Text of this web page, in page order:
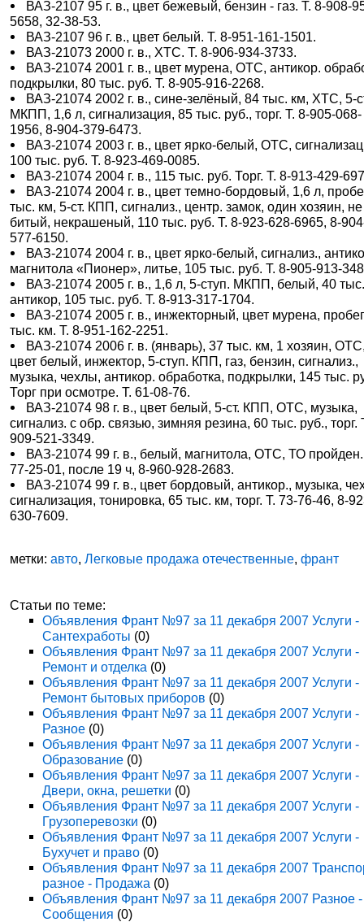
ВАЗ-2107 95 г. в., цвет бежевый, бензин - газ. Т. 8-908-
5658, 32-38-53.
ВАЗ-2107 96 г. в., цвет белый. Т. 8-951-161-1501.
ВАЗ-21073 2000 г. в., ХТС. Т. 8-906-934-3733.
ВАЗ-21074 2001 г. в., цвет мурена, ОТС, антикор.
подкрылки, 80 тыс. руб. Т. 8-905-916-2268.
ВАЗ-21074 2002 г. в., сине-зелёный, 84 тыс. км, ХТС, 5-
МКПП, 1,6 л, сигнализация, 85 тыс. руб., торг. Т. 8-905-068-
1956, 8-904-379-6473.
ВАЗ-21074 2003 г. в., цвет ярко-белый, ОТС,
100 тыс. руб. Т. 8-923-469-0085.
ВАЗ-21074 2004 г. в., 115 тыс. руб. Торг. Т. 8-913-429-
ВАЗ-21074 2004 г. в., цвет темно-бордовый, 1,6 л,
тыс. км, 5-ст. КПП, сигнализ., центр. замок, один хозяин, не
битый, некрашеный, 110 тыс. руб. Т. 8-923-628-6965, 8-
577-6150.
ВАЗ-21074 2004 г. в., цвет ярко-белый, сигнализ.,
магнитола «Пионер», литье, 105 тыс. руб. Т. 8-905-913-
ВАЗ-21074 2005 г. в., 1,6 л, 5-ступ. МКПП, белый, 40
антикор, 105 тыс. руб. Т. 8-913-317-1704.
ВАЗ-21074 2005 г. в., инжекторный, цвет мурена,
тыс. км. Т. 8-951-162-2251.
ВАЗ-21074 2006 г. в. (январь), 37 тыс. км, 1 хозяин,
цвет белый, инжектор, 5-ступ. КПП, газ, бензин, сигнализ.,
музыка, чехлы, антикор. обработка, подкрылки, 145 тыс.
Торг при осмотре. Т. 61-08-76.
ВАЗ-21074 98 г. в., цвет белый, 5-ст. КПП, ОТС, музыка,
сигнализ. с обр. связью, зимняя резина, 60 тыс. руб., торг.
909-521-3349.
ВАЗ-21074 99 г. в., белый, магнитола, ОТС, ТО
77-25-01, после 19 ч, 8-960-928-2683.
ВАЗ-21074 99 г. в., цвет бордовый, антикор., музыка,
сигнализация, тонировка, 65 тыс. км, торг. Т. 73-76-46, 8-
630-7609.
метки:авто,Легковые продажа отечественные,франт
Статьи по теме:
Объявления Франт №97 за 11 декабря 2007 Услуги -
Сантехработы (0)
Объявления Франт №97 за 11 декабря 2007 Услуги -
Ремонт и отделка (0)
Объявления Франт №97 за 11 декабря 2007 Услуги -
Ремонт бытовых приборов (0)
Объявления Франт №97 за 11 декабря 2007 Услуги -
Разное (0)
Объявления Франт №97 за 11 декабря 2007 Услуги -
Образование (0)
Объявления Франт №97 за 11 декабря 2007 Услуги -
Двери, окна, решетки (0)
Объявления Франт №97 за 11 декабря 2007 Услуги -
Грузоперевозки (0)
Объявления Франт №97 за 11 декабря 2007 Услуги -
Бухучет и право (0)
Объявления Франт №97 за 11 декабря 2007
разное - Продажа (0)
Объявления Франт №97 за 11 декабря 2007 Разное -
Сообщения (0)